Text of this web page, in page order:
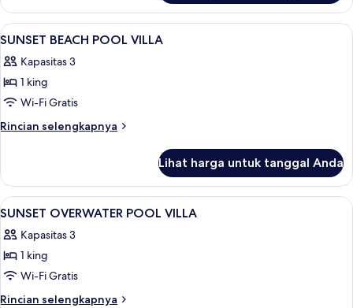
BEACH
POOL
VILLA
Lihat
semua
foto
untuk
SUNSET
BEACH
Seprai premium, selimut bulu angsa,
6
SUNSET BEACH POOL VILLA
Kapasitas 3
1 king
Wi-Fi Gratis
Rincian selengkapnya
Rincian
SUNSET
BEACH
POOL
Lihat harga untuk tanggal Anda
Lihat
semua
foto
untuk
SUNSET
OVERWATER
Seprai premium, selimut bulu angsa,
7
SUNSET OVERWATER POOL VILLA
Kapasitas 3
1 king
Wi-Fi Gratis
Rincian selengkapnya
Rincian